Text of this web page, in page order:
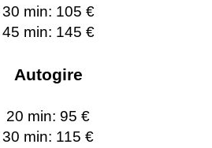
30 min: 105 €
45 min: 145 €
Autogire
20 min: 95 €
30 min: 115 €